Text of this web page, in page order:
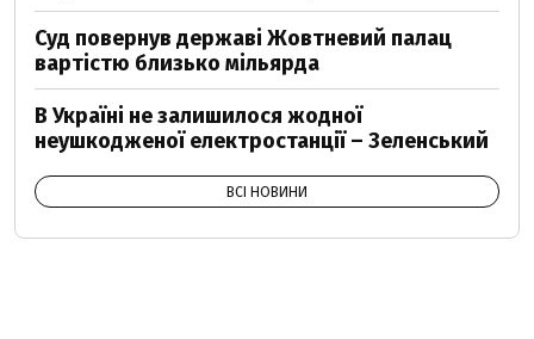
Суд повернув державі Жовтневий палац
вартістю близько мільярда
В Україні не залишилося жодної
неушкодженої електростанції – Зеленський
ВСІ НОВИНИ